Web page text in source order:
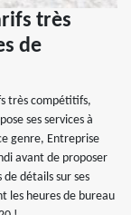
très
de
très compétitifs,
ses services à
genre, Entreprise
avant de proposer
détails sur ses
les heures de bureau